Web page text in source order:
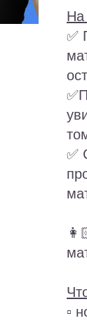
На
✅
✅
▫️